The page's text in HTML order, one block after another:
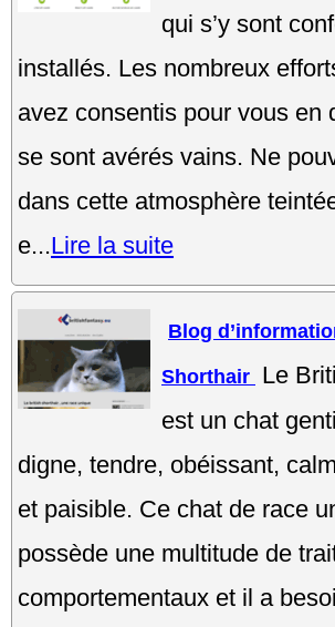
qui s’y sont
installés. Les nombreux
avez consentis pour vous en
se sont avérés vains. Ne
dans cette atmosphère
e...Lire la suite
Blog
Shorthair Le
est un chat
digne, tendre, obéissant,
et paisible. Ce chat de race
possède une multitude de
comportementaux et il a